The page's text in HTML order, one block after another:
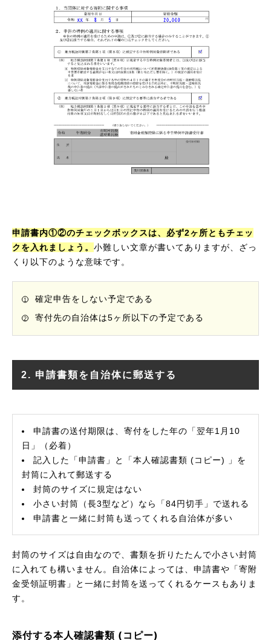
申請書内①②のチェックボックスは、必ず2ヶ所ともチェッ
クを入れましょう。 小難しい文章が書いてありますが、ざっ
くり以下のような意味です。
確定申告をしない予定である
寄付先の自治体は5ヶ所以下の予定である
2. 申請書類を自治体に郵送する
申請書の送付期限は、寄付をした年の「翌年1月10
日」（必着）
記入した「申請書」と「本人確認書類 (コピー) 」を
封筒に入れて郵送する
封筒のサイズに規定はない
小さい封筒（長3型など）なら「84円切手」で送れる
申請書と一緒に封筒も送ってくれる自治体が多い
封筒のサイズは自由なので、書類を折りたたんで小さい封筒
に入れても構いません。自治体によっては、申請書や「寄附
金受領証明書」と一緒に封筒を送ってくれるケースもありま
す。
添付する本人確認書類 (コピー)